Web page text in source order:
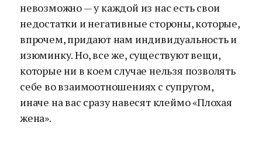
невозможно — у каждой из нас есть свои
недостатки и негативные стороны, которые,
впрочем, придают нам индивидуальность и
изюминку. Но, все же, существуют вещи,
которые ни в коем случае нельзя позволять
себе во взаимоотношениях с супругом,
иначе на вас сразу навесят клеймо «Плохая
жена».